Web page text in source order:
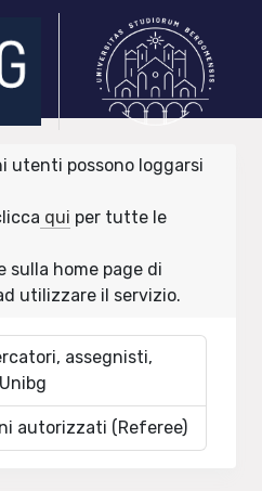
utenti possono loggarsi
qui per tutte le
sulla home page di
utilizzare il servizio.
assegnisti,
autorizzati (Referee)